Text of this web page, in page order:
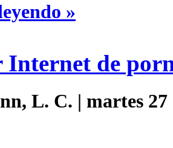
»
de
L. C. | martes